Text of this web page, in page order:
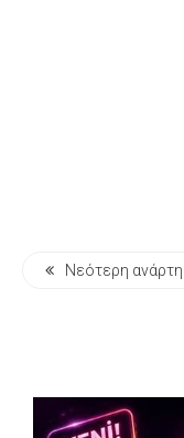
Νεότερη